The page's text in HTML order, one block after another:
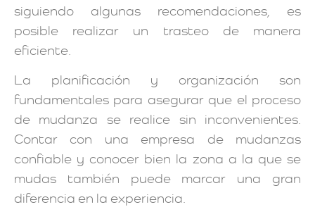
siguiendo algunas recomendaciones, es
posible realizar un trasteo de manera
eficiente.
La planificación y organización son
fundamentales para asegurar que el proceso
de mudanza se realice sin inconvenientes.
Contar con una empresa de mudanzas
confiable y conocer bien la zona a la que se
mudas también puede marcar una gran
diferencia en la experiencia.